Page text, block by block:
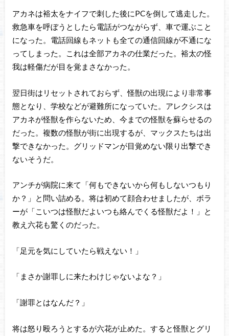
アカネは裕太をナイフで刺した後にPCを倒して逃走した。
救急車を呼ぼうとしたら電話がつながらず、車で運ぶこと
になった。電話回線もネットも全ての通信回線が不通にな
ってしまった。これは全部アカネの仕業だった。裕太の怪
我は軽傷だが目を覚まさなかった。
翌日街はリセットされておらず、怪獣の出現により非常事
態となり、学校などが避難所になっていた。アレクシスは
アカネが怪獣を作らないため、今までの怪獣を蘇らせるの
だった。複数の怪獣が街に出現するが、マックスたちは出
撃できなかった。グリッドマンが目覚めない限り出撃でき
ないそうだ。
アンチが病院に来て「何もできないから何もしないつもり
か？」と問い詰める。将は初めて顔合わせましたが、ボラ
ーが「こいつは怪獣だよいつも絡んでくる怪獣だよ！」と
教え六花も驚くのだった。
「足元を気にしていたら戦えない！」
「まさか謝罪しに来たわけじゃないよな？」
「謝罪とはなんだ？」
将は怒り殴ろうとするが六花が止めた。すると怪獣とグリ